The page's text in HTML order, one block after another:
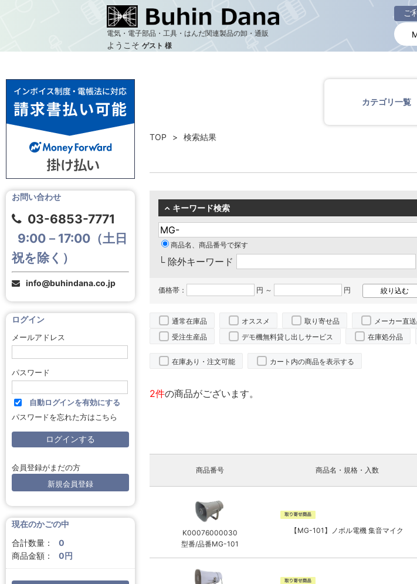
電気・電子部品・工具・はんだ関連製品の卸・通販
ようこそ ゲスト 様
ご
商品一覧ペ
お問い合わせ
03-6853-7771
9:00－17:00（土日
祝を除く）
info@buhindana.co.jp
ログイン
メールアドレス
パスワード
自動ログインを有効にする
パスワードを忘れた方はこちら
会員登録がまだの方
新規会員登録
現在のかごの中
合計数量：
0
商品金額：
0円
カテゴリ一覧
TOP 検索結果
キーワード検索
商品名、商品番号で探す
└ 除外キーワード
価格帯： 円 ～ 円
通常在庫品 オススメ 取り寄せ品 メーカー直
受注生産品
デモ機無料貸し出しサービス 在庫処分品
在庫あり・注文可能 カート内の商品を表示する
2件の商品がございます。
商品番号 商品名・規格・入数
K00076000030
型番/品番MG-101
【MG-101】ノボル電機 集音マイク